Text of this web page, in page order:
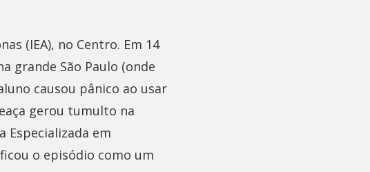
(IEA), no Centro. Em 14
grande São Paulo (onde
causou pânico ao usar
gerou tumulto na
Especializada em
o episódio como um